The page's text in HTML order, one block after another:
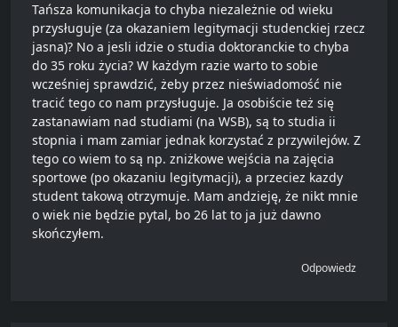
Tańsza komunikacja to chyba niezależnie od wieku
przysługuje (za okazaniem legitymacji studenckiej rzecz
jasna)? No a jesli idzie o studia doktoranckie to chyba
do 35 roku życia? W każdym razie warto to sobie
wcześniej sprawdzić, żeby przez nieświadomość nie
tracić tego co nam przysługuje. Ja osobiście też się
zastanawiam nad studiami (na WSB), są to studia ii
stopnia i mam zamiar jednak korzystać z przywilejów. Z
tego co wiem to są np. zniżkowe wejścia na zajęcia
sportowe (po okazaniu legitymacji), a przeciez kazdy
student takową otrzymuje. Mam andzieję, że nikt mnie
o wiek nie będzie pytal, bo 26 lat to ja już dawno
skończyłem.
Odpowiedz